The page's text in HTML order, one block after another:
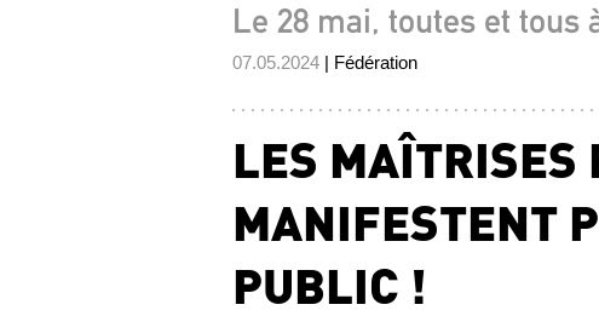
Le 28 mai, toutes et tous
07.05.2024 | Fédération
LES MAÎTRISES
MANIFESTENT
PUBLIC !